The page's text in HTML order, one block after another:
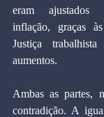
eram ajustados
inflação, graças
Justiça
aumentos.
Ambas as partes,
contradição. A